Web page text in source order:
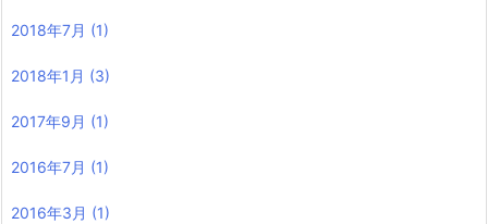
2018年7月 (1)
2018年1月 (3)
2017年9月 (1)
2016年7月 (1)
2016年3月 (1)